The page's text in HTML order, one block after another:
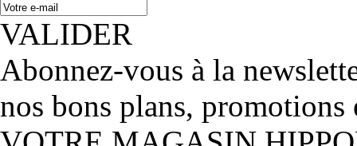
VALIDER
Abonnez-vous à la
nos bons plans, promotions